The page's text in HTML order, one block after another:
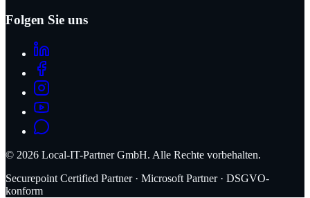
Folgen Sie uns
© 2026 Local-IT-Partner GmbH. Alle Rechte vorbehalten.
Securepoint Certified Partner · Microsoft Partner · DSGVO-
konform